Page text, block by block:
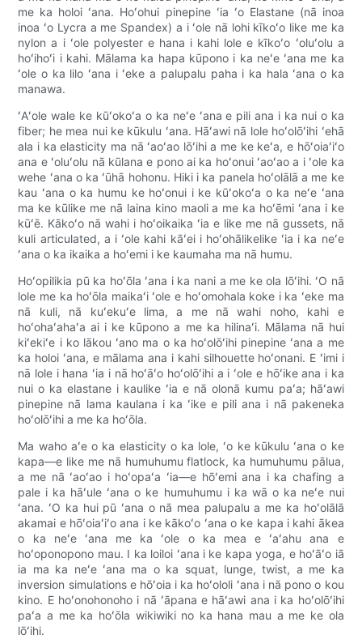
me ka holoi ʻana. Hoʻohui pinepine ʻia ʻo Elastane (nā inoa
inoa ʻo Lycra a me Spandex) a i ʻole nā ​​​​​​lohi kīkoʻo like me ka
nylon a i ʻole polyester e hana i kahi lole e kīkoʻo ʻoluʻolu a
hoʻihoʻi i kahi. Mālama ka hapa kūpono i ka neʻe ʻana me ka
ʻole o ka lilo ʻana i ʻeke a palupalu paha i ka hala ʻana o ka
manawa.
ʻAʻole wale ke kūʻokoʻa o ka neʻe ʻana e pili ana i ka nui o ka
fiber; he mea nui ke kūkulu ʻana. Hāʻawi nā lole hoʻolōʻihi ʻehā
ala i ka elasticity ma nā ʻaoʻao lōʻihi a me ke keʻa, e hōʻoiaʻiʻo
ana e ʻoluʻolu nā kūlana e pono ai ka hoʻonui ʻaoʻao a i ʻole ka
wehe ʻana o ka ʻūhā hohonu. Hiki i ka panela hoʻolālā a me ke
kau ʻana o ka humu ke hoʻonui i ke kūʻokoʻa o ka neʻe ʻana
ma ke kūlike me nā laina kino maoli a me ka hoʻēmi ʻana i ke
kūʻē. Kākoʻo nā wahi i hoʻoikaika ʻia e like me nā gussets, nā
kuli articulated, a i ʻole kahi kāʻei i hoʻohālikelike ʻia i ka neʻe
ʻana o ka ikaika a hoʻemi i ke kaumaha ma nā humu.
Hoʻopilikia pū ka hoʻōla ʻana i ka nani a me ke ola lōʻihi. ʻO nā
lole me ka hoʻōla maikaʻi ʻole e hoʻomohala koke i ka ʻeke ma
nā kuli, nā kuʻekuʻe lima, a me nā wahi noho, kahi e
hoʻohaʻahaʻa ai i ke kūpono a me ka hilinaʻi. Mālama nā hui
kiʻekiʻe i ko lākou ʻano ma o ka hoʻolōʻihi pinepine ʻana a me
ka holoi ʻana, e mālama ana i kahi silhouette hoʻonani. E ʻimi i
nā lole i hana ʻia i nā hoʻāʻo hoʻolōʻihi a i ʻole e hōʻike ana i ka
nui o ka elastane i kaulike ʻia e nā olonā kumu paʻa; hāʻawi
pinepine nā lama kaulana i ka ʻike e pili ana i nā pakeneka
hoʻolōʻihi a me ka hoʻōla.
Ma waho aʻe o ka elasticity o ka lole, ʻo ke kūkulu ʻana o ke
kapa—e like me nā humuhumu flatlock, ka humuhumu pālua,
a me nā ʻaoʻao i hoʻopaʻa ʻia—e hōʻemi ana i ka chafing a
pale i ka hāʻule ʻana o ke humuhumu i ka wā o ka neʻe nui
ʻana. ʻO ka hui pū ʻana o nā mea palupalu a me ka hoʻolālā
akamai e hōʻoiaʻiʻo ana i ke kākoʻo ʻana o ke kapa i kahi ākea
o ka neʻe ʻana me ka ʻole o ka mea e ʻaʻahu ana e
hoʻoponopono mau. I ka loiloi ʻana i ke kapa yoga, e hoʻāʻo iā
ia ma ka neʻe ʻana ma o ka squat, lunge, twist, a me ka
inversion simulations e hōʻoia i ka hoʻololi ʻana i nā pono o kou
kino. E hoʻonohonoho i nā ʻāpana e hāʻawi ana i ka hoʻolōʻihi
paʻa a me ka hoʻōla wikiwiki no ka hana mau a me ke ola
lōʻihi.